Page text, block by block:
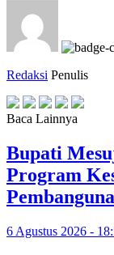
Redaksi Penulis
Baca Lainnya
Bupati
Program
6 Agustus 2026 -